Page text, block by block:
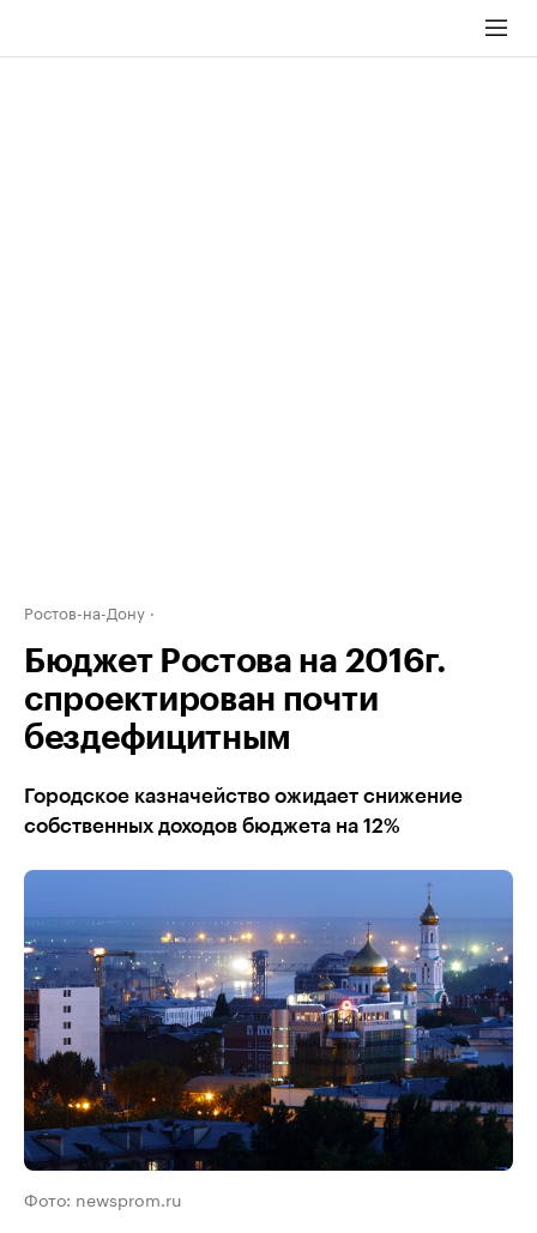
Ростов-на-Дону
Бюджет Ростова на 2016г.
спроектирован почти
бездефицитным
Городское казначейство ожидает снижение
собственных доходов бюджета на 12%
Фото: newsprom.ru